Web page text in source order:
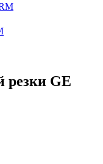
резки GЕ